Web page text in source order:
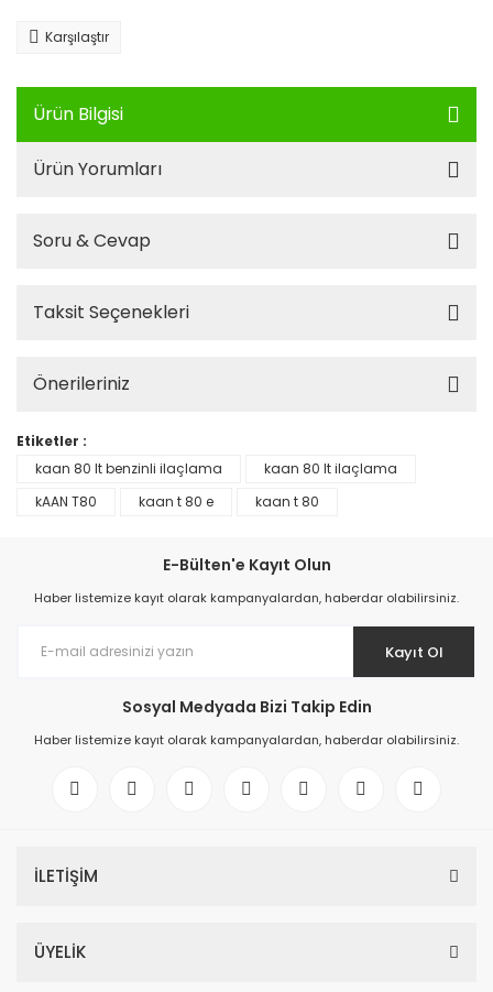
Karşılaştır
Ürün Bilgisi
Ürün Yorumları
Soru & Cevap
Taksit Seçenekleri
Önerileriniz
Etiketler :
kaan 80 lt benzinli ilaçlama
kaan 80 lt ilaçlama
kAAN T80
kaan t 80 e kaan t 80
E-Bülten'e Kayıt Olun
Haber listemize kayıt olarak kampanyalardan, haberdar olabilirsiniz.
Kayıt Ol
Sosyal Medyada Bizi Takip Edin
Haber listemize kayıt olarak kampanyalardan, haberdar olabilirsiniz.
İLETİŞİM
ÜYELİK